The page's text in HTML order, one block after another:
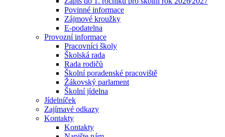
Povinné informace
Zájmové kroužky
E-podatelna
Provozní informace
Pracovníci školy
Školská rada
Rada rodičů
Školní poradenské pracoviště
Žákovský parlament
Školní jídelna
Jídelníček
Zajímavé odkazy
Kontakty
Kontakty